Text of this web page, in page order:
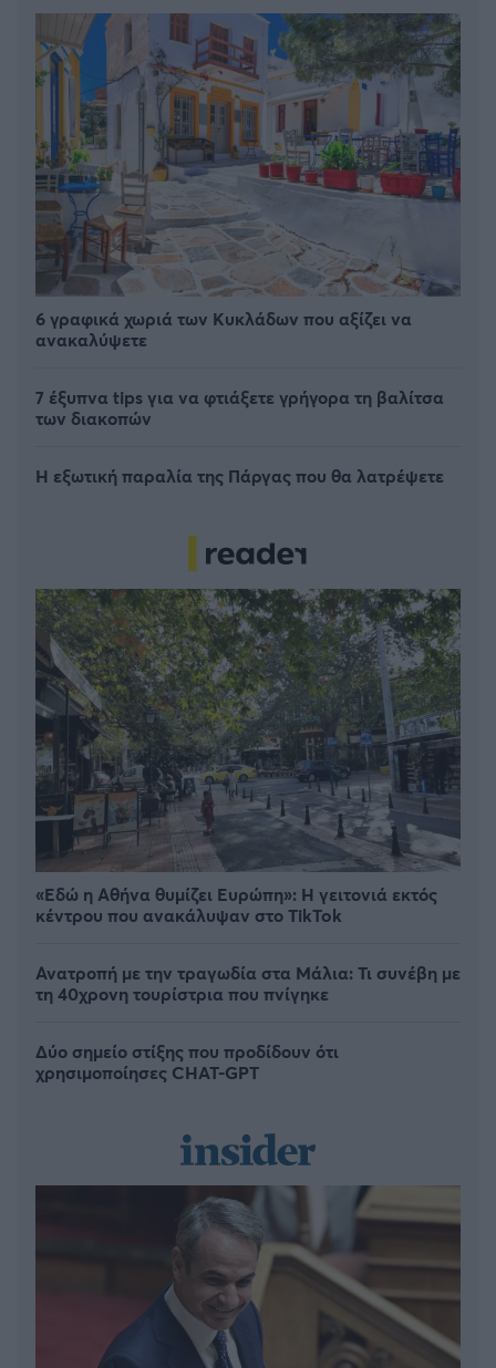
6 γραφικά χωριά των Κυκλάδων που αξίζει να
ανακαλύψετε
7 έξυπνα tips για να φτιάξετε γρήγορα τη βαλίτσα
των διακοπών
Η εξωτική παραλία της Πάργας που θα λατρέψετε
«Εδώ η Αθήνα θυμίζει Ευρώπη»: H γειτονιά εκτός
κέντρου που ανακάλυψαν στο TikTok
Ανατροπή με την τραγωδία στα Μάλια: Τι συνέβη με
τη 40χρονη τουρίστρια που πνίγηκε
Δύο σημείο στίξης που προδίδουν ότι
χρησιμοποίησες CHAT-GPT